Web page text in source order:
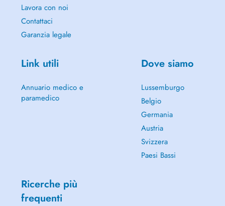
Lavora con noi
Contattaci
Garanzia legale
Link utili
Annuario medico e
paramedico
Dove siamo
Lussemburgo
Belgio
Germania
Austria
Svizzera
Paesi Bassi
Ricerche più
frequenti